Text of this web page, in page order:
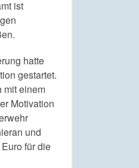
ist
hatte
gestartet.
mit einem
Motivation
und
für die